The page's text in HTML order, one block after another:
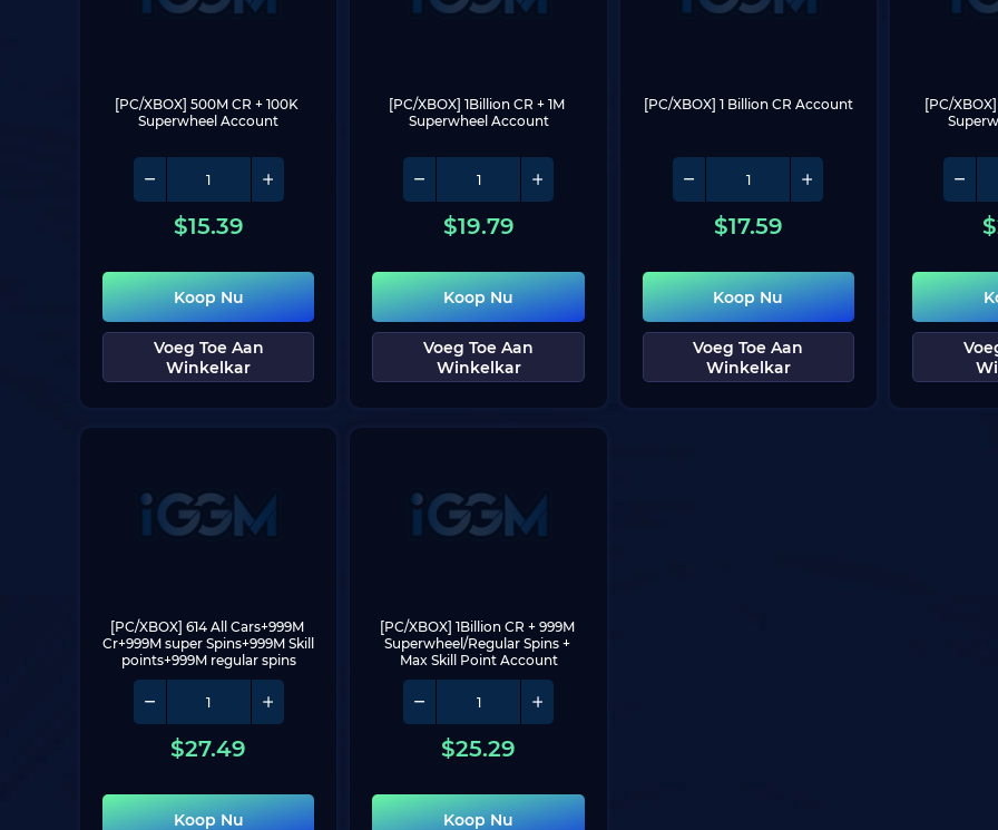
[PC/XBOX] 500M CR + 100K
Superwheel Account
$15.39
Koop Nu
Voeg Toe Aan
Winkelkar
[PC/XBOX] 1Billion CR + 1M
Superwheel Account
$19.79
Koop Nu
Voeg Toe Aan
Winkelkar
[PC/XBOX] 1 Billion CR Account
$17.59
Koop Nu
Voeg Toe Aan
Winkelkar
[PC/
$
[PC/XBOX] 614 All Cars+999M
Cr+999M super Spins+999M Skill
points+999M regular spins
$27.49
Koop Nu
[PC/XBOX] 1Billion CR + 999M
Superwheel/Regular Spins +
Max Skill Point Account
$25.29
Koop Nu